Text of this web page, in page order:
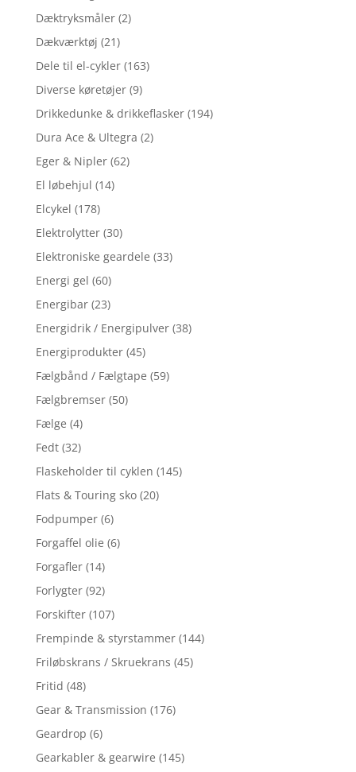
Dæktryksmåler (2)
Dækværktøj (21)
Dele til el-cykler (163)
Diverse køretøjer (9)
Drikkedunke & drikkeflasker (194)
Dura Ace & Ultegra (2)
Eger & Nipler (62)
El løbehjul (14)
Elcykel (178)
Elektrolytter (30)
Elektroniske geardele (33)
Energi gel (60)
Energibar (23)
Energidrik / Energipulver (38)
Energiprodukter (45)
Fælgbånd / Fælgtape (59)
Fælgbremser (50)
Fælge (4)
Fedt (32)
Flaskeholder til cyklen (145)
Flats & Touring sko (20)
Fodpumper (6)
Forgaffel olie (6)
Forgafler (14)
Forlygter (92)
Forskifter (107)
Frempinde & styrstammer (144)
Friløbskrans / Skruekrans (45)
Fritid (48)
Gear & Transmission (176)
Geardrop (6)
Gearkabler & gearwire (145)